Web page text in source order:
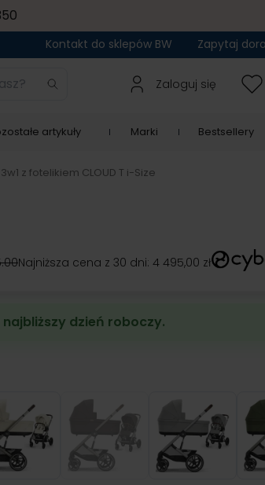
Kontakt do sklepów BW Zapytaj
Zaloguj się
artykuły Marki Bestsellery
3w1 z fotelikiem CLOUD T i-Size
Najniższa cena z 30 dni: 4 495,00 zł
dzień roboczy.